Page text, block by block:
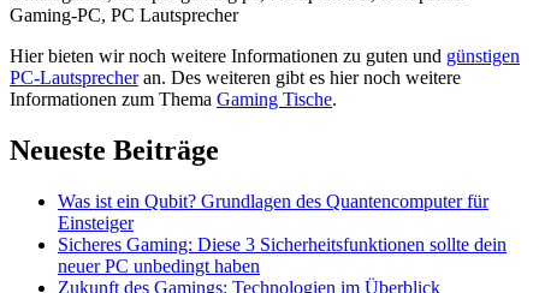
Gaming-PC, PC Lautsprecher
Hier bieten wir noch weitere Informationen zu guten und günstigen
PC-Lautsprecheran. Des weiteren gibt es hier noch weitere
Informationen zum Thema Gaming Tische.
Neueste Beiträge
Was ist ein Qubit? Grundlagen des Quantencomputer für
Einsteiger
Sicheres Gaming: Diese 3 Sicherheitsfunktionen sollte dein
neuer PC unbedingt haben
Zukunft des Gamings: Technologien im Überblick